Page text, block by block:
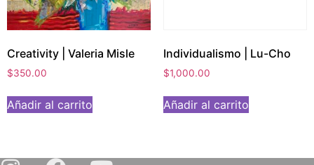
Creativity | Valeria Misle
$350.00
Añadir al carrito
Individualismo | Lu-Cho
$1,000.00
Añadir al carrito